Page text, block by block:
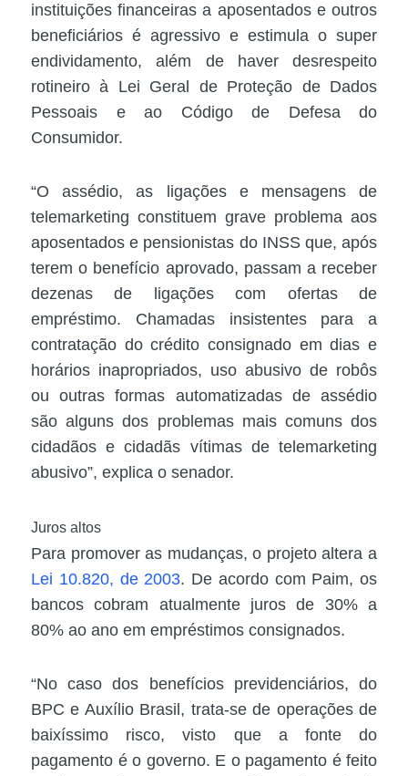
instituições financeiras a aposentados e outros
beneficiários é agressivo e estimula o super
endividamento, além de haver desrespeito
rotineiro à Lei Geral de Proteção de Dados
Pessoais e ao Código de Defesa do
Consumidor.
“O assédio, as ligações e mensagens de
telemarketing constituem grave problema aos
aposentados e pensionistas do INSS que, após
terem o benefício aprovado, passam a receber
dezenas de ligações com ofertas de
empréstimo. Chamadas insistentes para a
contratação do crédito consignado em dias e
horários inapropriados, uso abusivo de robôs
ou outras formas automatizadas de assédio
são alguns dos problemas mais comuns dos
cidadãos e cidadãs vítimas de telemarketing
abusivo”, explica o senador.
Juros altos
Para promover as mudanças, o projeto altera a
Lei 10.820, de 2003. De acordo com Paim, os
bancos cobram atualmente juros de 30% a
80% ao ano em empréstimos consignados.
“No caso dos benefícios previdenciários, do
BPC e Auxílio Brasil, trata-se de operações de
baixíssimo risco, visto que a fonte do
pagamento é o governo. E o pagamento é feito